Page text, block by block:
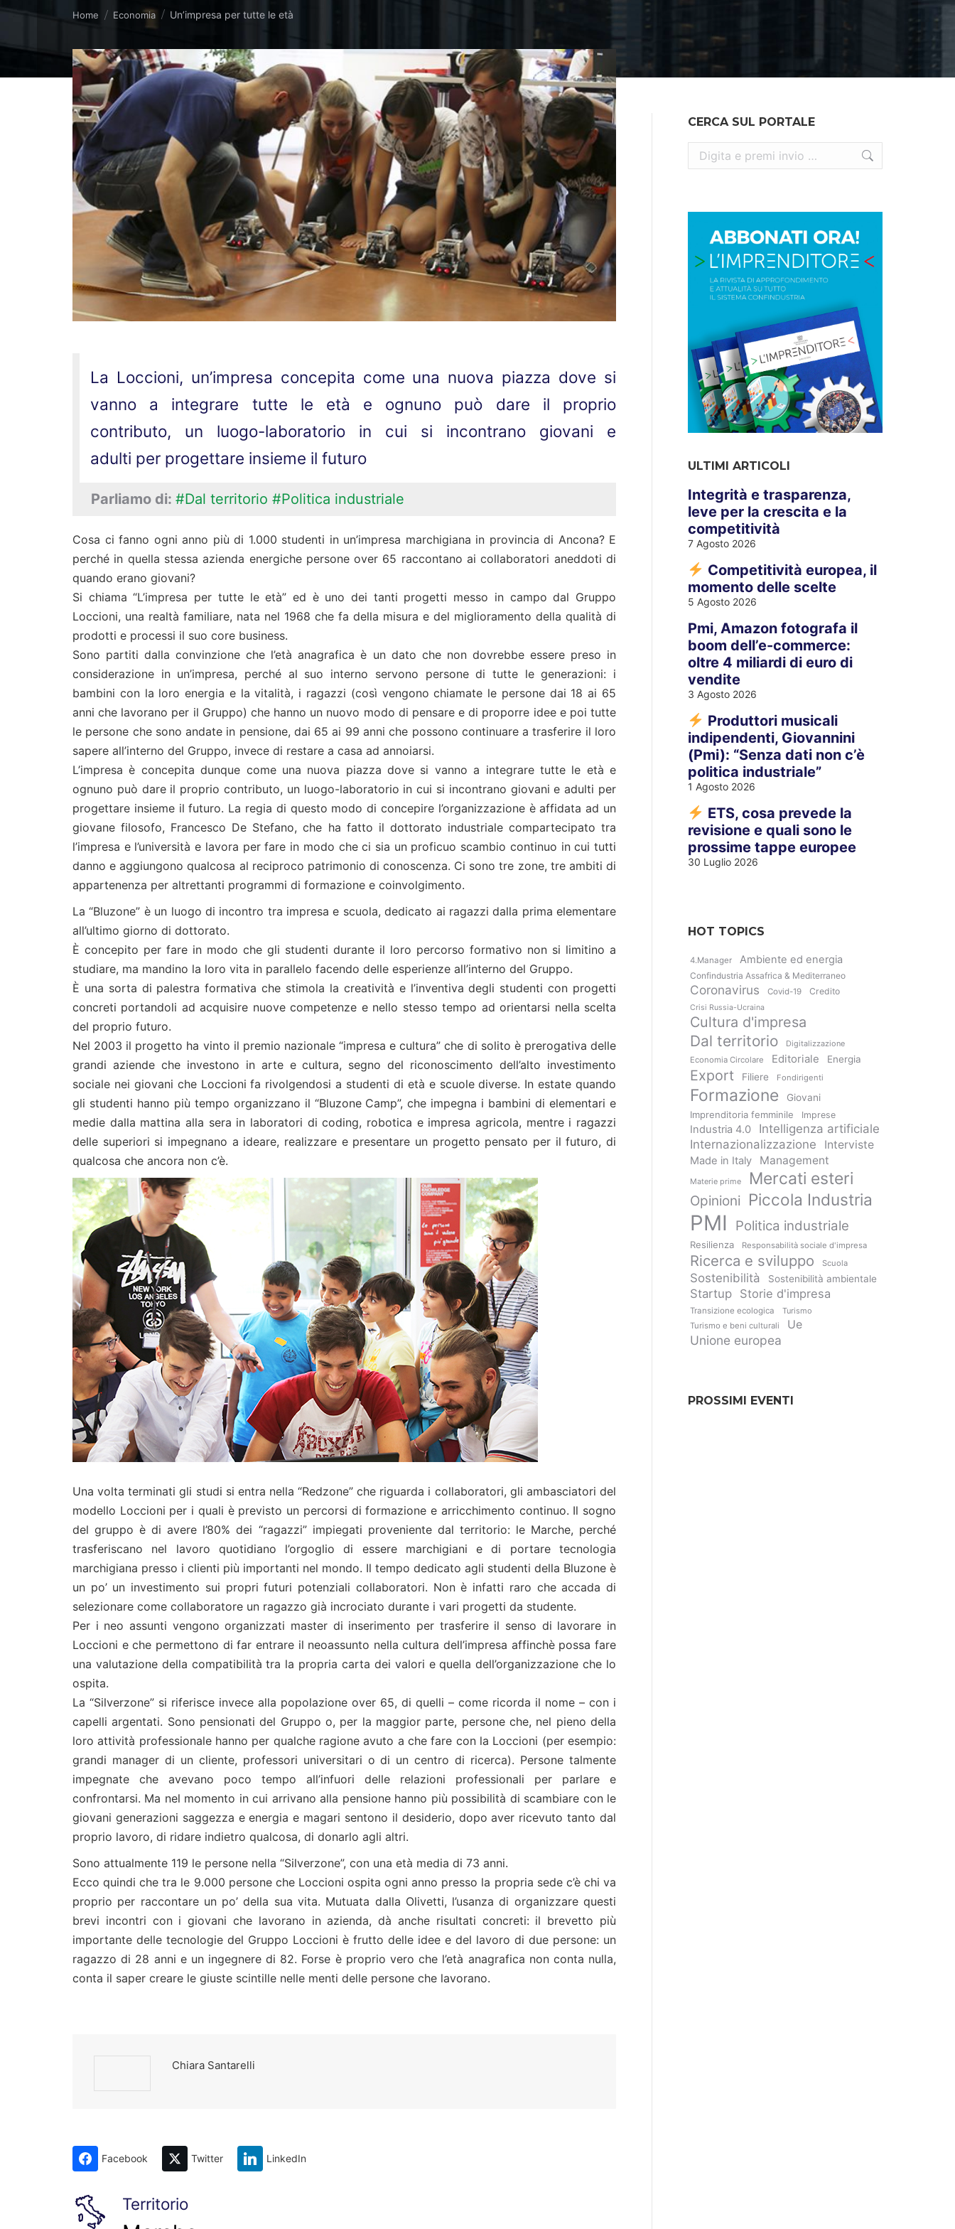
Tu sei qui:
Home Economia Un’impresa per tutte le età
La Loccioni, un’impresa concepita come una nuova piazza dove si
vanno a integrare tutte le età e ognuno può dare il proprio
contributo, un luogo-laboratorio in cui si incontrano giovani e
adulti per progettare insieme il futuro
Parliamo di: #Dal territorio #Politica industriale
Cosa ci fanno ogni anno più di 1.000 studenti in un’impresa marchigiana in provincia di Ancona? E
perché in quella stessa azienda energiche persone over 65 raccontano ai collaboratori aneddoti di
quando erano giovani?
Si chiama “L’impresa per tutte le età” ed è uno dei tanti progetti messo in campo dal Gruppo
Loccioni, una realtà familiare, nata nel 1968 che fa della misura e del miglioramento della qualità di
prodotti e processi il suo core business.
Sono partiti dalla convinzione che l’età anagrafica è un dato che non dovrebbe essere preso in
considerazione in un’impresa, perché al suo interno servono persone di tutte le generazioni: i
bambini con la loro energia e la vitalità, i ragazzi (così vengono chiamate le persone dai 18 ai 65
anni che lavorano per il Gruppo) che hanno un nuovo modo di pensare e di proporre idee e poi tutte
le persone che sono andate in pensione, dai 65 ai 99 anni che possono continuare a trasferire il loro
sapere all’interno del Gruppo, invece di restare a casa ad annoiarsi.
L’impresa è concepita dunque come una nuova piazza dove si vanno a integrare tutte le età e
ognuno può dare il proprio contributo, un luogo-laboratorio in cui si incontrano giovani e adulti per
progettare insieme il futuro. La regia di questo modo di concepire l’organizzazione è affidata ad un
giovane filosofo, Francesco De Stefano, che ha fatto il dottorato industriale compartecipato tra
l’impresa e l’università e lavora per fare in modo che ci sia un proficuo scambio continuo in cui tutti
danno e aggiungono qualcosa al reciproco patrimonio di conoscenza. Ci sono tre zone, tre ambiti di
appartenenza per altrettanti programmi di formazione e coinvolgimento.
La “Bluzone” è un luogo di incontro tra impresa e scuola, dedicato ai ragazzi dalla prima elementare
all’ultimo giorno di dottorato.
È concepito per fare in modo che gli studenti durante il loro percorso formativo non si limitino a
studiare, ma mandino la loro vita in parallelo facendo delle esperienze all’interno del Gruppo.
È una sorta di palestra formativa che stimola la creatività e l’inventiva degli studenti con progetti
concreti portandoli ad acquisire nuove competenze e nello stesso tempo ad orientarsi nella scelta
del proprio futuro.
Nel 2003 il progetto ha vinto il premio nazionale “impresa e cultura” che di solito è prerogativa delle
grandi aziende che investono in arte e cultura, segno del riconoscimento dell’alto investimento
sociale nei giovani che Loccioni fa rivolgendosi a studenti di età e scuole diverse. In estate quando
gli studenti hanno più tempo organizzano il “Bluzone Camp”, che impegna i bambini di elementari e
medie dalla mattina alla sera in laboratori di coding, robotica e impresa agricola, mentre i ragazzi
delle superiori si impegnano a ideare, realizzare e presentare un progetto pensato per il futuro, di
qualcosa che ancora non c’è.
Una volta terminati gli studi si entra nella “Redzone” che riguarda i collaboratori, gli ambasciatori del
modello Loccioni per i quali è previsto un percorsi di formazione e arricchimento continuo. Il sogno
del gruppo è di avere l’80% dei “ragazzi” impiegati proveniente dal territorio: le Marche, perché
trasferiscano nel lavoro quotidiano l’orgoglio di essere marchigiani e di portare tecnologia
marchigiana presso i clienti più importanti nel mondo. Il tempo dedicato agli studenti della Bluzone è
un po’ un investimento sui propri futuri potenziali collaboratori. Non è infatti raro che accada di
selezionare come collaboratore un ragazzo già incrociato durante i vari progetti da studente.
Per i neo assunti vengono organizzati master di inserimento per trasferire il senso di lavorare in
Loccioni e che permettono di far entrare il neoassunto nella cultura dell’impresa affinchè possa fare
una valutazione della compatibilità tra la propria carta dei valori e quella dell’organizzazione che lo
ospita.
La “Silverzone” si riferisce invece alla popolazione over 65, di quelli – come ricorda il nome – con i
capelli argentati. Sono pensionati del Gruppo o, per la maggior parte, persone che, nel pieno della
loro attività professionale hanno per qualche ragione avuto a che fare con la Loccioni (per esempio:
grandi manager di un cliente, professori universitari o di un centro di ricerca). Persone talmente
impegnate che avevano poco tempo all’infuori delle relazioni professionali per parlare e
confrontarsi. Ma nel momento in cui arrivano alla pensione hanno più possibilità di scambiare con le
giovani generazioni saggezza e energia e magari sentono il desiderio, dopo aver ricevuto tanto dal
proprio lavoro, di ridare indietro qualcosa, di donarlo agli altri.
Sono attualmente 119 le persone nella “Silverzone”, con una età media di 73 anni.
Ecco quindi che tra le 9.000 persone che Loccioni ospita ogni anno presso la propria sede c’è chi va
proprio per raccontare un po’ della sua vita. Mutuata dalla Olivetti, l’usanza di organizzare questi
brevi incontri con i giovani che lavorano in azienda, dà anche risultati concreti: il brevetto più
importante delle tecnologie del Gruppo Loccioni è frutto delle idee e del lavoro di due persone: un
ragazzo di 28 anni e un ingegnere di 82. Forse è proprio vero che l’età anagrafica non conta nulla,
conta il saper creare le giuste scintille nelle menti delle persone che lavorano.
Chiara Santarelli
Facebook Twitter LinkedIn
Territorio
CERCA SUL PORTALE
Cerca:
ULTIMI ARTICOLI
Integrità e trasparenza,
leve per la crescita e la
competitività
7 Agosto 2026
Competitività europea, il
momento delle scelte
5 Agosto 2026
Pmi, Amazon fotografa il
boom dell’e-commerce:
oltre 4 miliardi di euro di
vendite
3 Agosto 2026
Produttori musicali
indipendenti, Giovannini
(Pmi): “Senza dati non c’è
politica industriale”
1 Agosto 2026
ETS, cosa prevede la
revisione e quali sono le
prossime tappe europee
30 Luglio 2026
HOT TOPICS
4.Manager Ambiente ed energia
Confindustria Assafrica & Mediterraneo
Coronavirus Covid-19 Credito
Crisi Russia-Ucraina
Cultura d'impresa
Dal territorio
Digitalizzazione
Economia Circolare
Editoriale Energia
Export Filiere Fondirigenti
Formazione
Giovani
Imprenditoria femminile
Imprese
Industria 4.0
Intelligenza artificiale
Internazionalizzazione
Interviste
Made in Italy Management
Materie prime Mercati esteri
Opinioni Piccola Industria
PMI Politica industriale
Resilienza Responsabilità sociale d'impresa
Ricerca e sviluppo Scuola
Sostenibilità Sostenibilità ambientale
Startup Storie d'impresa
Transizione ecologica
Turismo
Turismo e beni culturali
Ue
Unione europea
PROSSIMI EVENTI